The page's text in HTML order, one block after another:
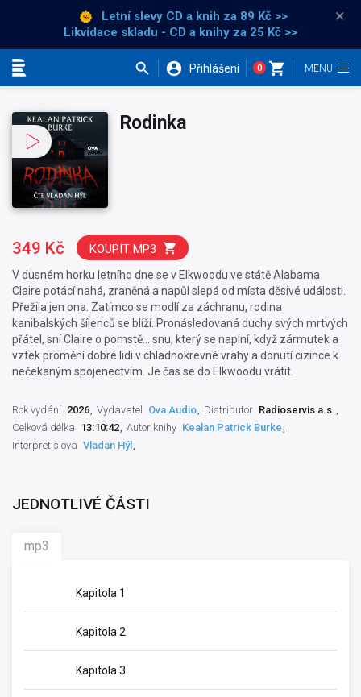
Letní slevy CD a knih za 89 Kč >>
Likvidace skladu - CD a knihy za 25 Kč >>
×
Přihlášení 0
Rodinka
V dusném horku letního dne se v Elkwoodu ve státě Alabama
Claire potácí nahá, zraněná a napůl slepá od místa děsivé události.
Přežila jen ona. Zatímco se modlí za záchranu, rodina
kanibalských šílenců se blíží. Pronásledovaná duchy svých mrtvých
přátel, sní Claire o pomstě… snu, který se naplní, když zármutek a
vztek promění dobré lidi v chladnokrevné vrahy a donutí cizince k
nečekaným spojenectvím. Je čas se do Elkwoodu vrátit.
349 Kč KOUPIT MP3
Rok vydání 2026 Vydavatel Ova Audio Distributor Radioservis a.s.
Celková délka 13:10:42 Autor knihy Kealan Patrick Burke
Interpret slova Vladan Hýl
JEDNOTLIVÉ ČÁSTI
mp3
Kapitola 1
Kapitola 2
Kapitola 3